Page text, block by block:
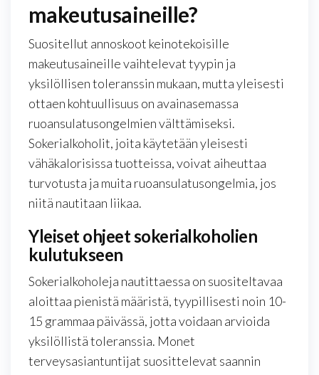
makeutusaineille?
Suositellut annoskoot keinotekoisille
makeutusaineille vaihtelevat tyypin ja
yksilöllisen toleranssin mukaan, mutta yleisesti
ottaen kohtuullisuus on avainasemassa
ruoansulatusongelmien välttämiseksi.
Sokerialkoholit, joita käytetään yleisesti
vähäkalorisissa tuotteissa, voivat aiheuttaa
turvotusta ja muita ruoansulatusongelmia, jos
niitä nautitaan liikaa.
Yleiset ohjeet sokerialkoholien
kulutukseen
Sokerialkoholeja nautittaessa on suositeltavaa
aloittaa pienistä määristä, tyypillisesti noin 10-
15 grammaa päivässä, jotta voidaan arvioida
yksilöllistä toleranssia. Monet
terveysasiantuntijat suosittelevat saannin